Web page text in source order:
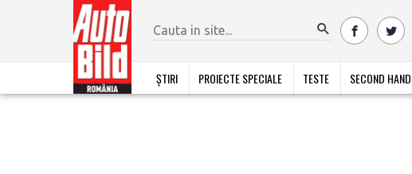
ȘTIRI PROIECTE SPECIALE TESTE SECOND HAND